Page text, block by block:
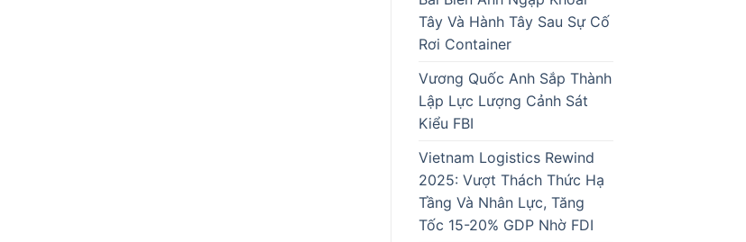
Tây Và Hành Tây Sau Sự Cố
Rơi Container
Vương Quốc Anh Sắp Thành
Lập Lực Lượng Cảnh Sát
Kiểu FBI
Vietnam Logistics Rewind
2025: Vượt Thách Thức Hạ
Tầng Và Nhân Lực, Tăng
Tốc 15-20% GDP Nhờ FDI